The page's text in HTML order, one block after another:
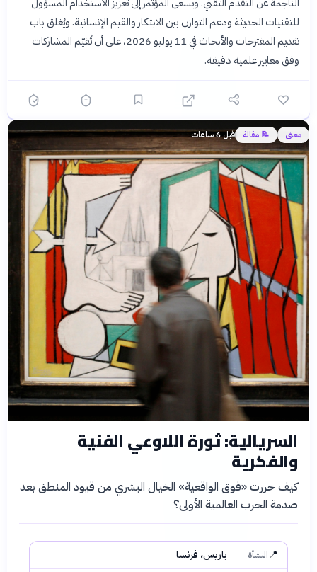
للتقنيات الحديثة ودعم التوازن بين الابتكار والقيم الإنسانية. ويُغلق باب
تقديم المقترحات والأبحاث في 11 يوليو 2026، على أن تُقيّم المشاركات
وفق معايير علمية دقيقة.
معنى 📝 مقالة قبل 6 ساعات
السريالية: ثورة اللاوعي الفنية
والفكرية
كيف حررت «فوق الواقعية» الخيال البشري من قيود المنطق بعد
صدمة الحرب العالمية الأولى؟
📍النشأة
باريس، فرنسا